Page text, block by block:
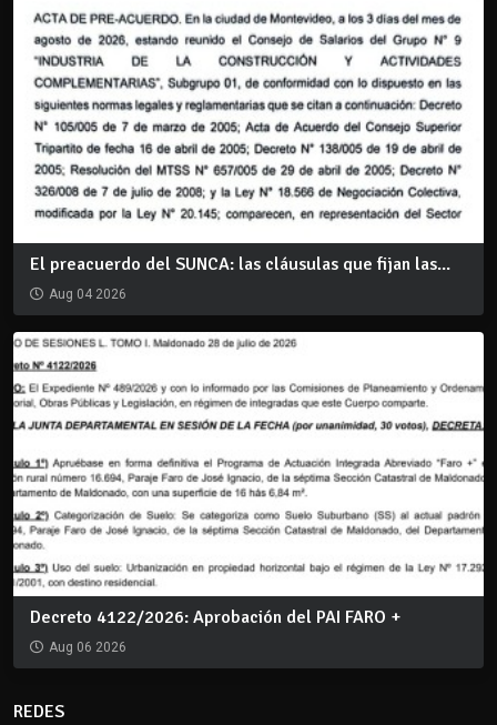
El preacuerdo del SUNCA: las cláusulas que fijan las...
Aug 04 2026
Decreto 4122/2026: Aprobación del PAI FARO +
Aug 06 2026
REDES